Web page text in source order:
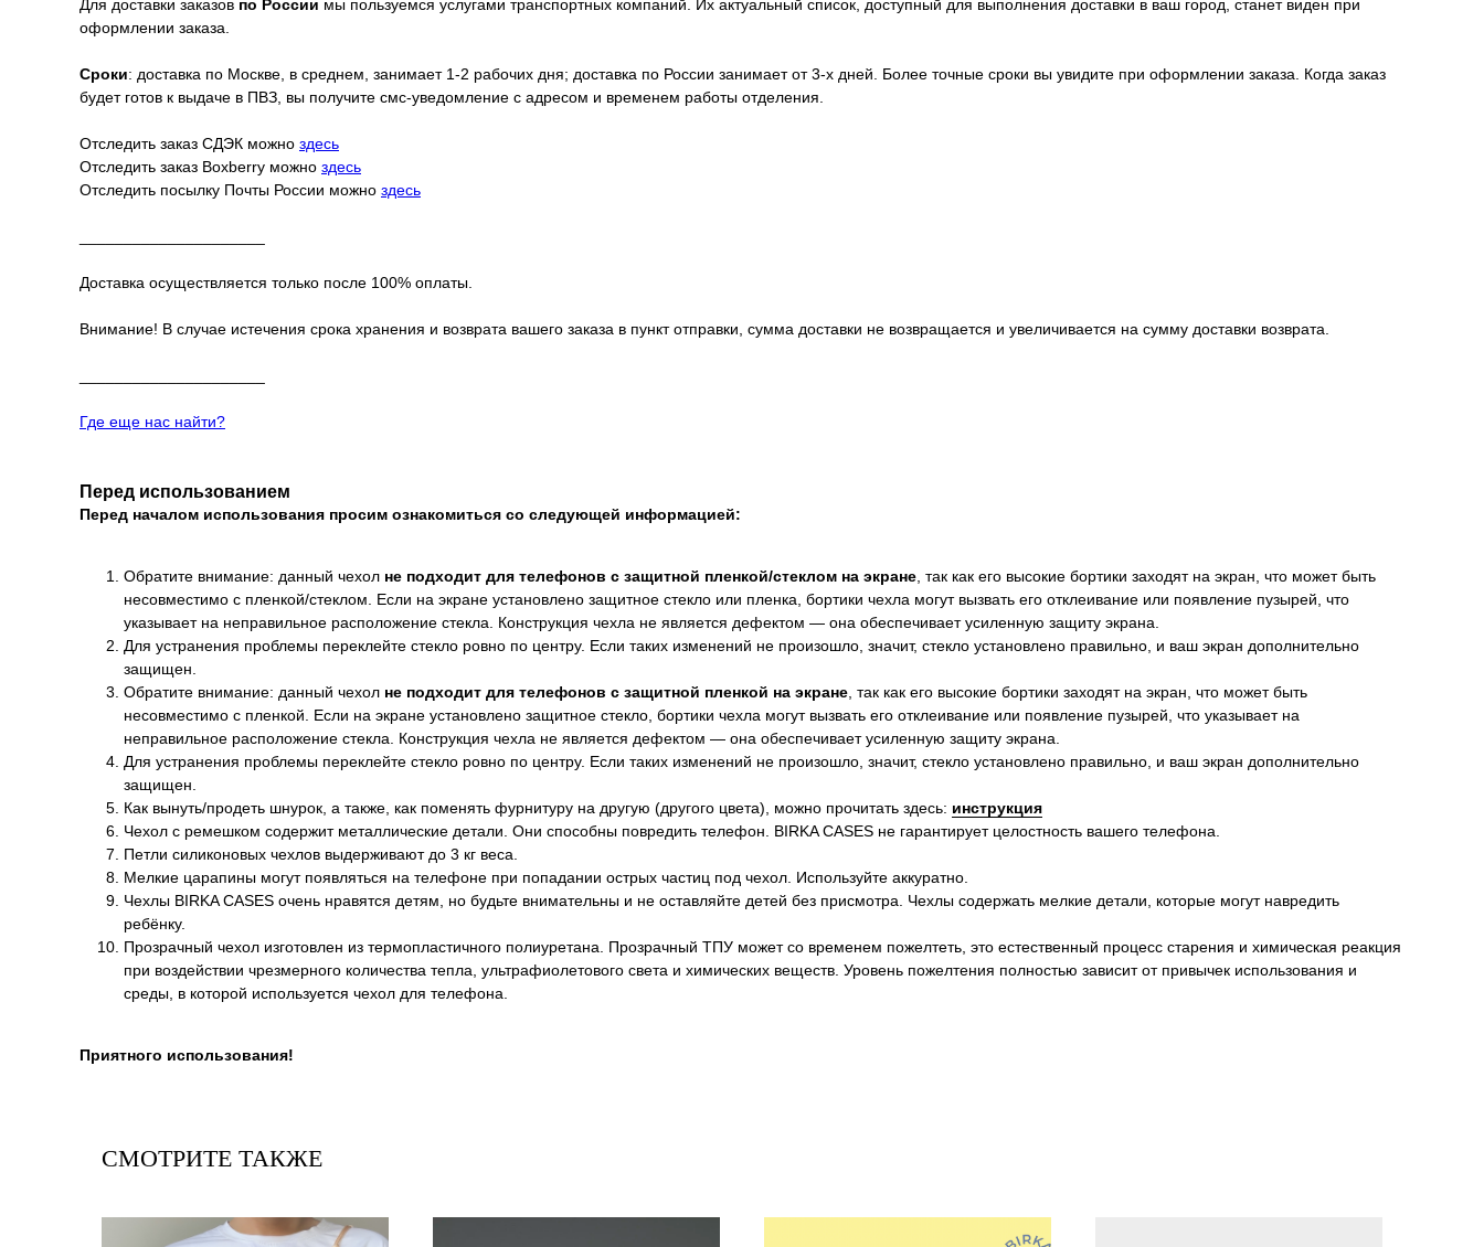
Для доставки заказов по России мы пользуемся услугами транспортных компаний. Их актуальный список, доступный для выполнения доставки в ваш город, станет виден при
оформлении заказа.
Сроки: доставка по Москве, в среднем, занимает 1-2 рабочих дня; доставка по России занимает от 3-х дней. Более точные сроки вы увидите при оформлении заказа. Когда заказ
будет готов к выдаче в ПВЗ, вы получите смс-уведомление с адресом и временем работы отделения.
Отследить заказ СДЭК можно здесь
Отследить заказ Boxberry можно здесь
Отследить посылку Почты России можно здесь
Доставка осуществляется только после 100% оплаты.
Внимание! В случае истечения срока хранения и возврата вашего заказа в пункт отправки, сумма доставки не возвращается и увеличивается на сумму доставки возврата.
Где еще нас найти?
Перед использованием
Перед началом использования просим ознакомиться со следующей информацией:
Обратите внимание: данный чехол не подходит для телефонов с защитной пленкой/стеклом на экране , так как его высокие бортики заходят на экран, что может быть
несовместимо с пленкой/стеклом. Если на экране установлено защитное стекло или пленка, бортики чехла могут вызвать его отклеивание или появление пузырей, что
указывает на неправильное расположение стекла. Конструкция чехла не является дефектом — она обеспечивает усиленную защиту экрана.
Для устранения проблемы переклейте стекло ровно по центру. Если таких изменений не произошло, значит, стекло установлено правильно, и ваш экран дополнительно
защищен.
Обратите внимание: данный чехол не подходит для телефонов с защитной пленкой на экране , так как его высокие бортики заходят на экран, что может быть
несовместимо с пленкой. Если на экране установлено защитное стекло, бортики чехла могут вызвать его отклеивание или появление пузырей, что указывает на
неправильное расположение стекла. Конструкция чехла не является дефектом — она обеспечивает усиленную защиту экрана.
Для устранения проблемы переклейте стекло ровно по центру. Если таких изменений не произошло, значит, стекло установлено правильно, и ваш экран дополнительно
защищен.
Как вынуть/продеть шнурок, а также, как поменять фурнитуру на другую (другого цвета), можно прочитать здесь: инструкция
Чехол с ремешком содержит металлические детали. Они способны повредить телефон. BIRKA CASES не гарантирует целостность вашего телефона.
Петли силиконовых чехлов выдерживают до 3 кг веса.
Мелкие царапины могут появляться на телефоне при попадании острых частиц под чехол. Используйте аккуратно.
Чехлы BIRKA CASES очень нравятся детям, но будьте внимательны и не оставляйте детей без присмотра. Чехлы содержать мелкие детали, которые могут навредить
ребёнку.
Прозрачный чехол изготовлен из термопластичного полиуретана. Прозрачный ТПУ может со временем пожелтеть, это естественный процесс старения и химическая реакция
при воздействии чрезмерного количества тепла, ультрафиолетового света и химических веществ. Уровень пожелтения полностью зависит от привычек использования и
среды, в которой используется чехол для телефона.
Приятного использования!
СМОТРИТЕ ТАКЖЕ